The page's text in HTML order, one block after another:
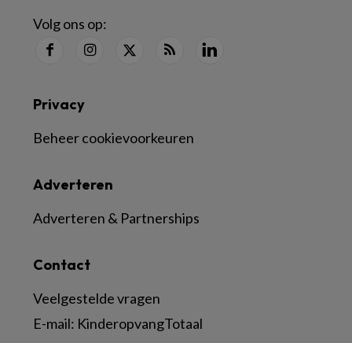
Volg ons op:
Contact
Veelgestelde vragen
E-mail: KinderopvangTotaal
Adverteren
Adverteren & Partnerships
Privacy
Beheer cookievoorkeuren